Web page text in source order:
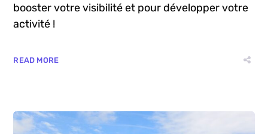
booster votre visibilité et pour développer votre
activité !
READ MORE